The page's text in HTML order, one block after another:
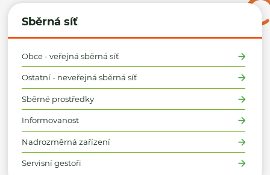
Sběrná síť
Obce - veřejná sběrná síť
Ostatní - neveřejná sběrná síť
Sběrné prostředky
Informovanost
Nadrozměrná zařízení
Servisní gestoři